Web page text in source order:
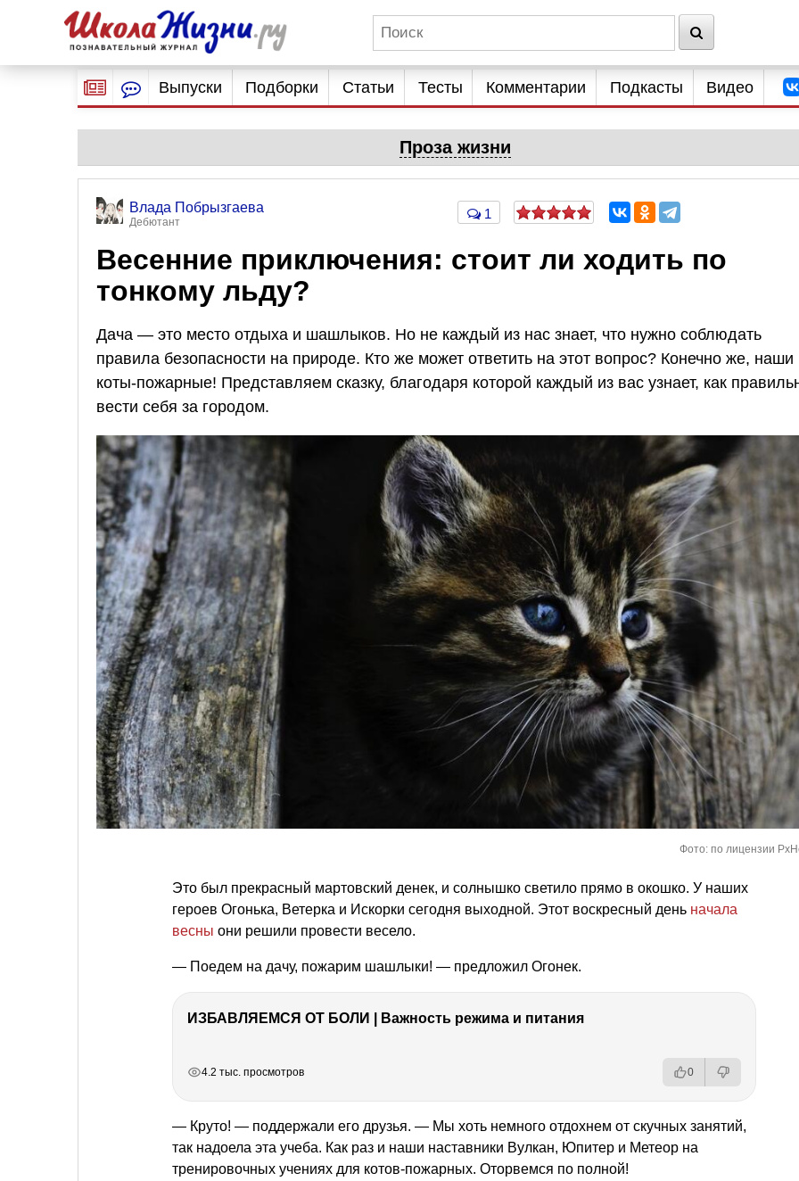
Выпуски Подборки Статьи Тесты Комментарии Подкасты Видео
Проза жизни
Влада Побрызгаева
Дебютант
1
Весенние приключения: стоит ли ходить по
тонкому льду?
Дача — это место отдыха и шашлыков. Но не каждый из нас знает, что нужно соблюдать
правила безопасности на природе. Кто же может ответить на этот вопрос? Конечно же, наши
коты-пожарные! Представляем сказку, благодаря которой каждый из вас узнает, как
вести себя за городом.
Фото: по лицензии
Это был прекрасный мартовский денек, и солнышко светило прямо в окошко. У наших
героев Огонька, Ветерка и Искорки сегодня выходной. Этот воскресный день начала
весны они решили провести весело.
— Поедем на дачу, пожарим шашлыки! — предложил Огонек.
ИЗБАВЛЯЕМСЯ ОТ БОЛИ | Важность режима и питания
4.2 тыс. просмотров 0
— Круто! — поддержали его друзья. — Мы хоть немного отдохнем от скучных занятий,
так надоела эта учеба. Как раз и наши наставники Вулкан, Юпитер и Метеор на
тренировочных учениях для котов-пожарных. Оторвемся по полной!